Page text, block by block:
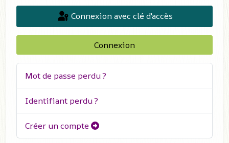
Connexion avec clé d'accès
Connexion
Mot de passe perdu ?
Identifiant perdu ?
Créer un compte